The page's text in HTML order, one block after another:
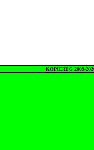
KOPIEREG 2009-